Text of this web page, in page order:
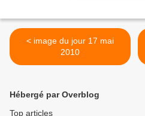
< image du jour 17 mai
2010
Hébergé par Overblog
Top articles